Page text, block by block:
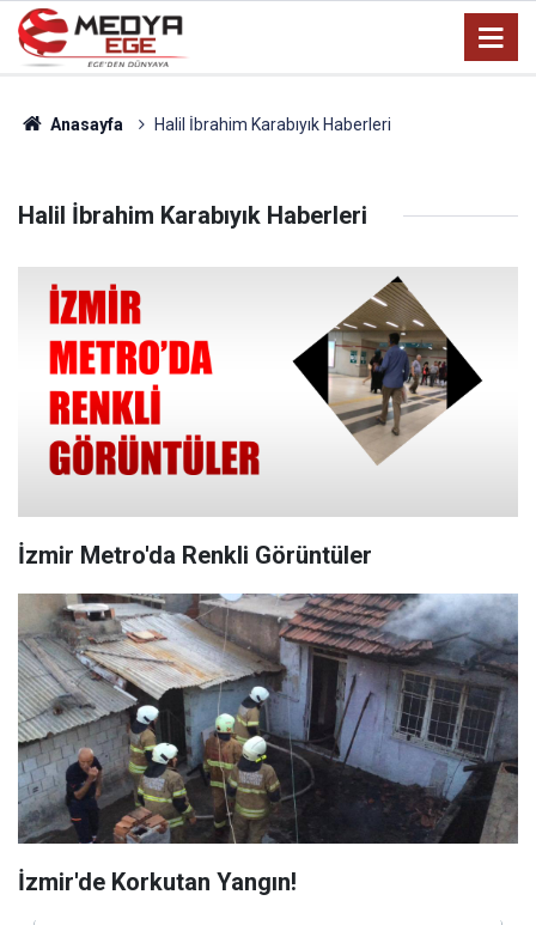
Anasayfa Halil İbrahim Karabıyık Haberleri
Halil İbrahim Karabıyık Haberleri
İzmir Metro'da Renkli Görüntüler
İzmir'de Korkutan Yangın!